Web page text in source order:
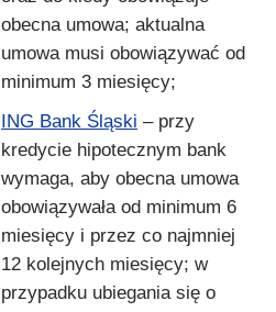
obecna umowa; aktualna
umowa musi obowiązywać od
minimum 3 miesięcy;
ING Bank Śląski – przy
kredycie hipotecznym bank
wymaga, aby obecna umowa
obowiązywała od minimum 6
miesięcy i przez co najmniej
12 kolejnych miesięcy; w
przypadku ubiegania się o